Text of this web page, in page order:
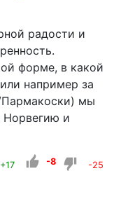
радости и
форме, в какой
например за
Пармакоски) мы
Норвегию и
+17 -8 -25